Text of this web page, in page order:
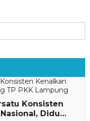
Konsisten
Didu…